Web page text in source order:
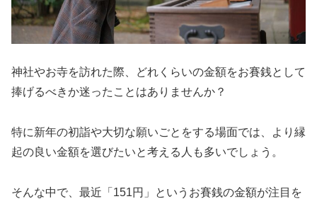
神社やお寺を訪れた際、どれくらいの金額をお賽銭として
捧げるべきか迷ったことはありませんか？
特に新年の初詣や大切な願いごとをする場面では、より縁
起の良い金額を選びたいと考える人も多いでしょう。
そんな中で、最近「151円」というお賽銭の金額が注目を